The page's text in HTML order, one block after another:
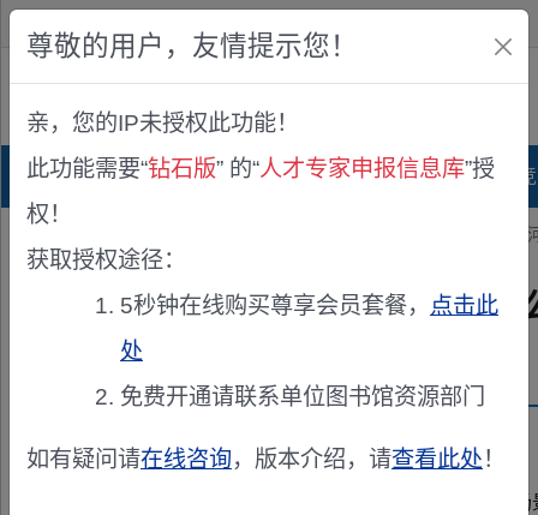
公众版
首页 科研项目库 项目指南库 奖项
> 河南省发展和改革委员会关于公开征
河南省发展和改革委员会关
发布机构：
各有关单位： 为深入贯彻落实《河南省场
尊敬的用户，友情提示您！
亲，您的IP未授权此功能！
此功能需要“钻石版” 的“人才专家申报信息库”授
权！
获取授权途径：
5秒钟在线购买尊享会员套餐， 点击此
处
免费开通请联系单位图书馆资源部门
如有疑问请在线咨询，版本介绍，请查看此处！